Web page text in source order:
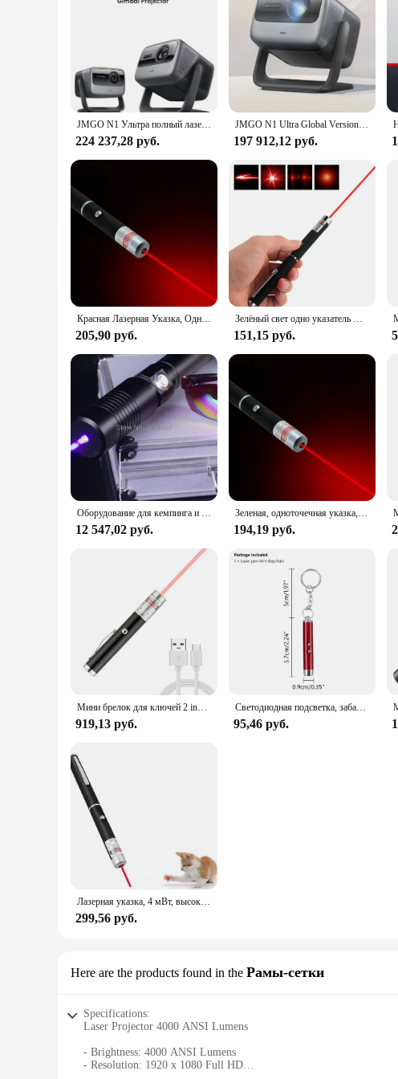
This projector is not just about image quality; it's also about
Whether you're connecting a laptop, gaming console, or streaming
lightweight design at just 7.7 lbs make it easy to transport and set
all your visual needs.
**Reliable and Long-Lasting Performance**
Durability meets performance with the Laser Projector 4000
The laser light source provides a longer lifespan compared to
professional presenter, a home theater enthusiast, or a gaming
JMGO N1 Ультра полный лазерный проектор 4K 4000 ANSI люмен Полностью автоматические домашние проекторы для кинотеатра со светодиодными ЖК-лампами на продажу
224 237,28 руб.
JMGO N1 Ultra Global Version DLP Beamer 4000 ANSI Люмен Трехцветный лазерный подвес 4K Проектор
197 912,12 руб.
Красная Лазерная Указка, Одноточечный Индикатор, Световая Направляющая Со Звездой На Палец, Лазерный Прицел, Низкая Мощность
205,90 руб.
Зелёный свет одно указатель Учитель кисть зеленый лазерный фонарик лазерный световой указатель звезды продажи ручка
151,15 руб.
Оборудование для кемпинга и альпинизма Синий лазер 450 нм
12 547,02 руб.
Зеленая, одноточечная указка, зеленая лазерная ручка, фонарик, лазерная ручка
194,19 руб.
Мини брелок для ключей 2 in1Cat, забавная указка с батареей, портативная лазерная указка, светодиодный фонарик для тренировок, игрушка-фонарик для кошек
919,13 руб.
Светодиодная подсветка, забавные игрушки для кошек, указка для кошек и собак, красная лазерная ручка, активная игрушка и освещение, аксессуары для домашних животных 2-в-1
95,46 руб.
Лазерная указка, 4 мВт, высокая указка, лазерный измеритель для домашних животных, игрушка для кошек, ранний прицел 530 нм, 405 нм, 650 нм, мощная офисная Интерактивная лазерная ручка с красной точкой
299,56 руб.
Here are the products found in the Рамы-сетки
Specifications:
Laser Projector 4000 ANSI Lumens
- Brightness: 4000 ANSI Lumens
- Resolution: 1920 x 1080 Full HD